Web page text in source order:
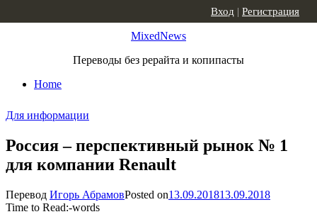
MixedNews
Переводы без рерайта и копипасты
Home
Вход | Регистрация
Для информации
Россия – перспективный рынок № 1
для компании Renault
Перевод Игорь АбрамовPosted on13.09.201813.09.2018
Time to Read:-words